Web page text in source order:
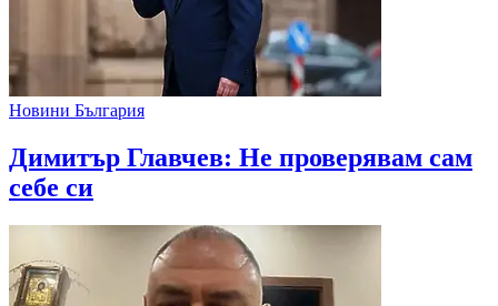
Новини България
Димитър Главчев: Не проверявам сам
себе си